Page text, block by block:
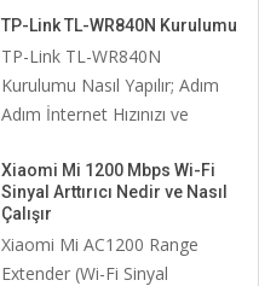
TP-Link TL-WR840N Kurulumu
TP-Link TL-WR840N
Kurulumu Nasıl Yapılır; Adım
Adım İnternet Hızınızı ve
Xiaomi Mi 1200 Mbps Wi-Fi
Sinyal Arttırıcı Nedir ve Nasıl
Çalışır
Xiaomi Mi AC1200 Range
Extender (Wi-Fi Sinyal